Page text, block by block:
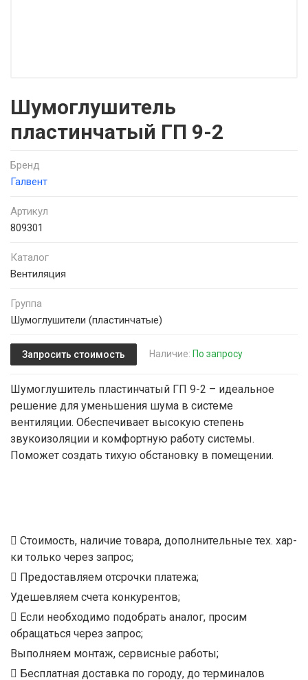
Шумоглушитель
пластинчатый ГП 9-2
Бренд
Галвент
Артикул
809301
Каталог
Вентиляция
Группа
Шумоглушители (пластинчатые)
Запросить стоимость Наличие: По запросу
Шумоглушитель пластинчатый ГП 9-2 – идеальное
решение для уменьшения шума в системе
вентиляции. Обеспечивает высокую степень
звукоизоляции и комфортную работу системы.
Поможет создать тихую обстановку в помещении.
Стоимость, наличие товара, дополнительные тех. хар-
ки только через запрос;
Предоставляем отсрочки платежа;
Удешевляем счета конкурентов;
Если необходимо подобрать аналог, просим
обращаться через запрос;
Выполняем монтаж, сервисные работы;
Бесплатная доставка по городу, до терминалов